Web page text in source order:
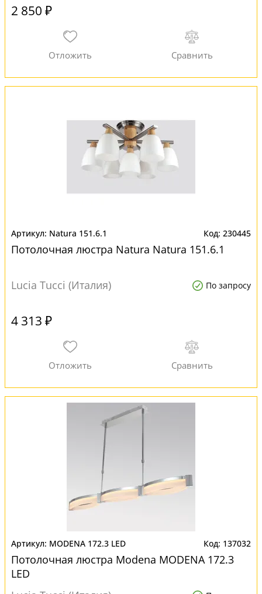
2 850 ₽
Natura 151.6.1 230445
Потолочная люстра Natura Natura 151.6.1
Lucia Tucci (Италия) По запросу
4 313 ₽
MODENA 172.3 LED 137032
Потолочная люстра Modena MODENA 172.3
LED